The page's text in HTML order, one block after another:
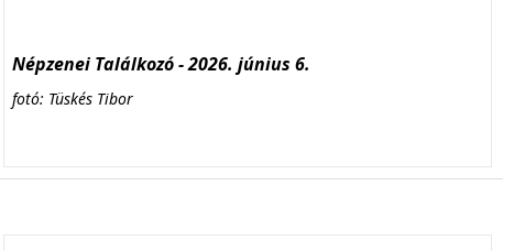
Népzenei Találkozó - 2026. június 6.
fotó: Tüskés Tibor